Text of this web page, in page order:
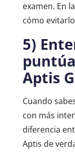
examen. En
cómo
5)
Aptis
Cuando
con más
diferencia
Aptis de